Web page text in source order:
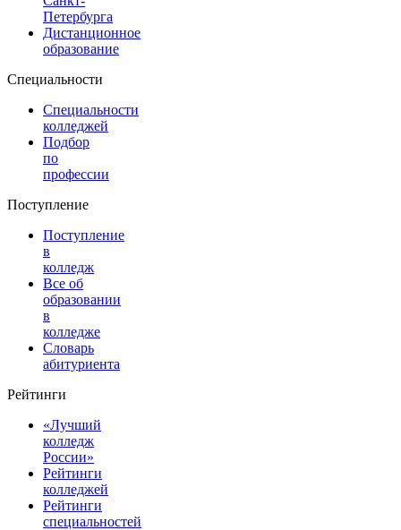
Петербурга
Дистанционное
образование
Специальности
Специальности
колледжей
Подбор
по
профессии
Поступление
Поступление
в
колледж
Все об
образовании
в
колледже
Словарь
абитуриента
Рейтинги
«Лучший
колледж
России»
Рейтинги
колледжей
Рейтинги
специальностей